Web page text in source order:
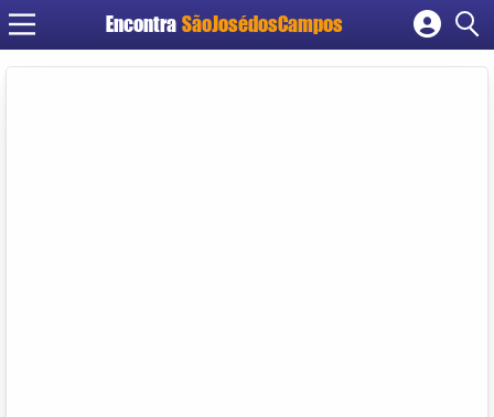
Encontra SãoJosédosCampos
Cadastrar empresa